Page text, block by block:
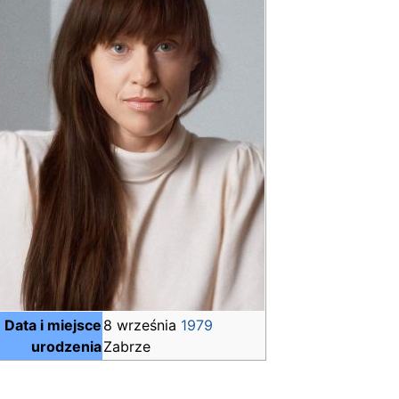
Data i miejsce
urodzenia
8 września 1979
Zabrze